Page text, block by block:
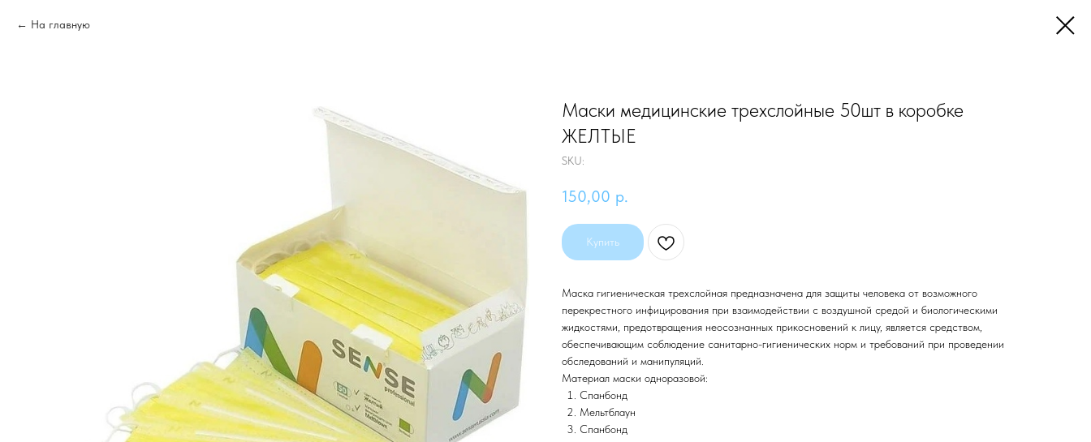
На главную
Маски медицинские трехслойные 50шт в коробке
ЖЕЛТЫЕ
SKU:
150,00 р.
Купить
Маска гигиеническая трехслойная предназначена для защиты человека от возможного
перекрестного инфицирования при взаимодействии с воздушной средой и биологическими
жидкостями, предотвращения неосознанных прикосновений к лицу, является средством,
обеспечивающим соблюдение санитарно-гигиенических норм и требований при проведении
обследований и манипуляций.
Материал маски одноразовой:
Спанбонд
Мельтблаун
Спанбонд